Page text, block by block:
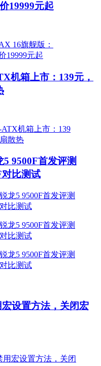
19999元起
机箱上市：139元，
9500F首发评测
比测试
设置方法，关闭宏